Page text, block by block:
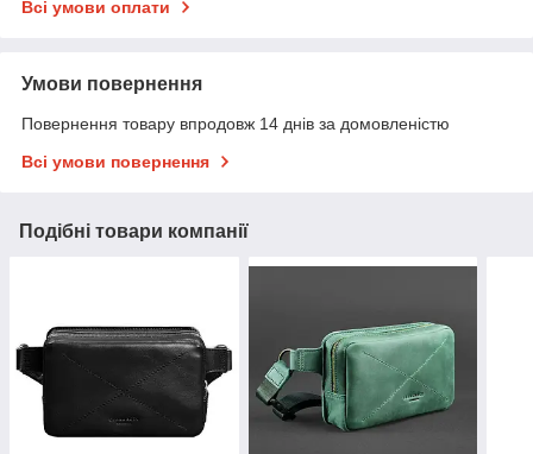
Всі умови оплати
Умови повернення
Повернення товару впродовж 14 днів за домовленістю
Всі умови повернення
Подібні товари компанії